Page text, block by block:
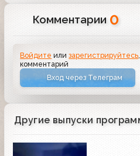
Комментарии 0
Войдите илизарегистрируйтесь
комментарий
Вход через Телеграм
Другие выпуски